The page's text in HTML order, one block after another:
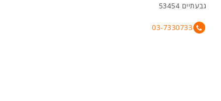
גבעתיים 53454
03-7330733